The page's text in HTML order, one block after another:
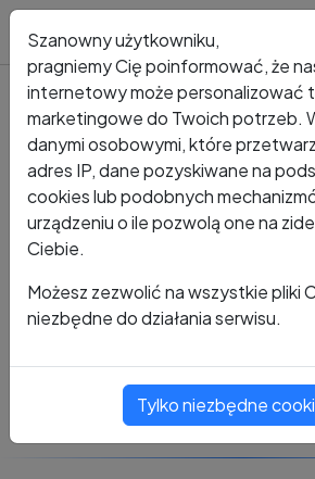
Kto dzwonił? Numer +48 793 884 476
+48 793
Szanowny użytkowniku,
pragniemy Cię poinformować, że
internetowy może personalizować
marketingowe do Twoich potrzeb.
danymi osobowymi, które
adres IP, dane pozyskiwane na
cookies lub podobnych
urządzeniu o ile pozwolą one na
Ciebie.
Możesz zezwolić na wszystkie pliki
niezbędne do działania serwisu.
Tylko niezbędne